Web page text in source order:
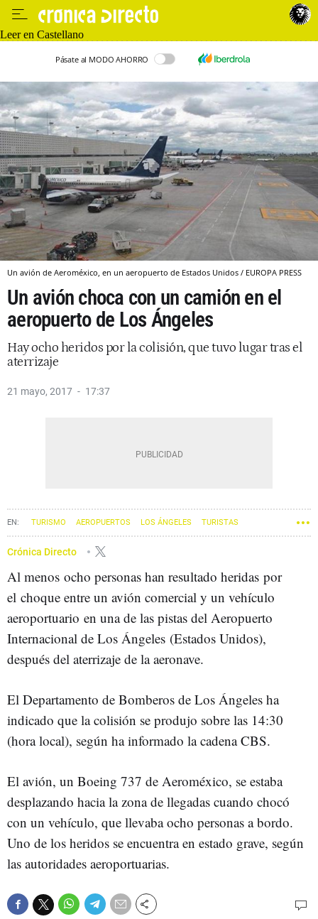
Leer en Castellano
Pásate al MODO AHORRO
Un avión de Aeroméxico, en un aeropuerto de Estados Unidos / EUROPA PRESS
Un avión choca con un camión en el
aeropuerto de Los Ángeles
Hay ocho heridos por la colisión, que tuvo lugar tras el
aterrizaje
21 mayo, 2017 17:37
TURISMO AEROPUERTOS LOS ÁNGELES TURISTAS
Crónica Directo
Al menos ocho personas han resultado heridas por
el choque entre un avión comercial y un vehículo
aeroportuario en una de las pistas del Aeropuerto
Internacional de Los Ángeles (Estados Unidos),
después del aterrizaje de la aeronave.
El Departamento de Bomberos de Los Ángeles ha
indicado que la colisión se produjo sobre las 14:30
(hora local), según ha informado la cadena CBS.
El avión, un Boeing 737 de Aeroméxico, se estaba
desplazando hacia la zona de llegadas cuando chocó
con un vehículo, que llevaba ocho personas a bordo.
Uno de los heridos se encuentra en estado grave, según
las autoridades aeroportuarias.